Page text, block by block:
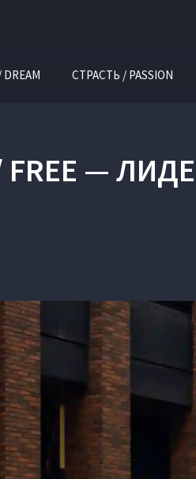
СТРАСТЬ / PASSION
FREE —